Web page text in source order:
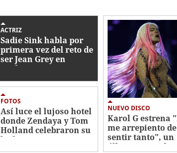
ACTRIZ
Sadie Sink habla por
primera vez del reto de
ser Jean Grey en
Spider-Man
FOTOS
Así luce el lujoso hotel
donde Zendaya y Tom
Holland celebraron su
boda
NUEVO DISCO
Karol G estrena
me arrepiento de
sentir tanto", un
álbum marcado